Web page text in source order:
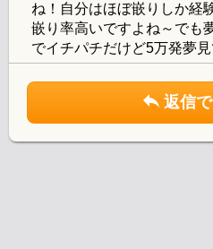
ね！自分はほぼ嵌りしか経
嵌り率高いですよね～でも
でイチパチだけど5万発夢見
返信